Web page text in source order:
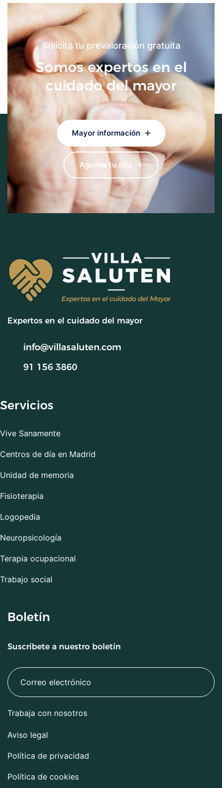
Solicita tu prevaloración gratuita
Somos expertos en el
cuidado del mayor
Mayor información
Agenda tu cita
Expertos en el cuidado del mayor
info@villasaluten.com
91 156 3860
Servicios
Vive Sanamente
Centros de día en Madrid
Unidad de memoria
Fisioterapia
Logopedia
Neuropsicología
Terapia ocupacional
Trabajo social
Boletín
Suscríbete a nuestro boletín
Trabaja con nosotros
Aviso legal
Política de privacidad
Política de cookies